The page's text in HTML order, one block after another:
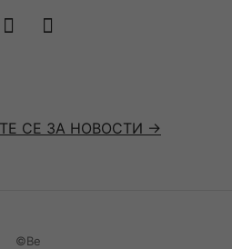
СЕ ЗА НОВОСТИ ->
©Be